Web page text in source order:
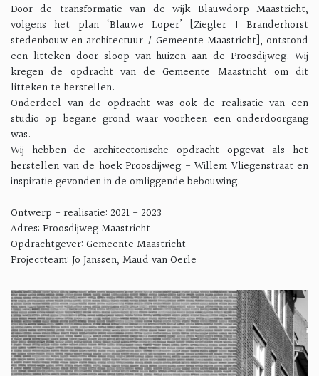
Door de transformatie van de wijk Blauwdorp Maastricht,
volgens het plan ‘Blauwe Loper’ [Ziegler | Branderhorst
stedenbouw en architectuur / Gemeente Maastricht], ontstond
een litteken door sloop van huizen aan de Proosdijweg. Wij
kregen de opdracht van de Gemeente Maastricht om dit
litteken te herstellen.
Onderdeel van de opdracht was ook de realisatie van een
studio op begane grond waar voorheen een onderdoorgang
was.
Wij hebben de architectonische opdracht opgevat als het
herstellen van de hoek Proosdijweg - Willem Vliegenstraat en
inspiratie gevonden in de omliggende bebouwing.
Ontwerp - realisatie: 2021 - 2023
Adres: Proosdijweg Maastricht
Opdrachtgever: Gemeente Maastricht
Projectteam: Jo Janssen, Maud van Oerle